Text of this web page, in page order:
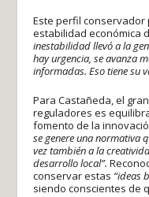
Este perfil
estabilidad económica
inestabilidad llevó a la
hay urgencia, se avanza
informadas. Eso tiene su
Para Castañeda, el
reguladores es
fomento de la
se genere una normativa
vez también a la
desarrollo local”.
conservar estas “ideas
siendo conscientes de